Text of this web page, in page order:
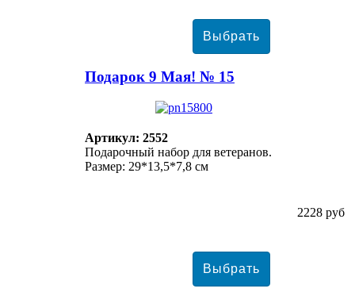
Подарок 9 Мая! № 15
Артикул: 2552
Подарочный набор для ветеранов.
Размер: 29*13,5*7,8 см
2228 руб